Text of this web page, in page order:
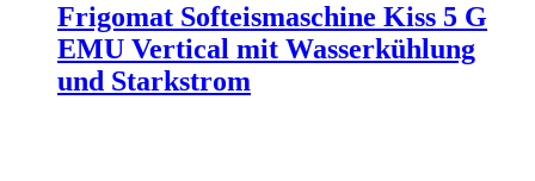
Frigomat Softeismaschine Kiss 5 G
EMU Vertical mit Wasserkühlung
und Starkstrom